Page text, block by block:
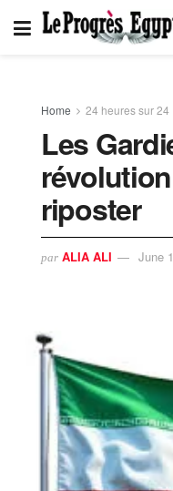
Home 24 heures sur 24
Les
riposter
par ALIA ALI June